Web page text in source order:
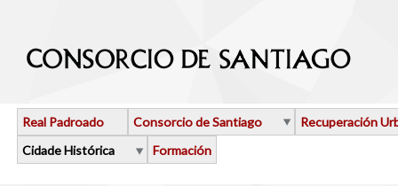
Real Padroado Consorcio de Santiago
Recuperación
Cidade Histórica
Formación